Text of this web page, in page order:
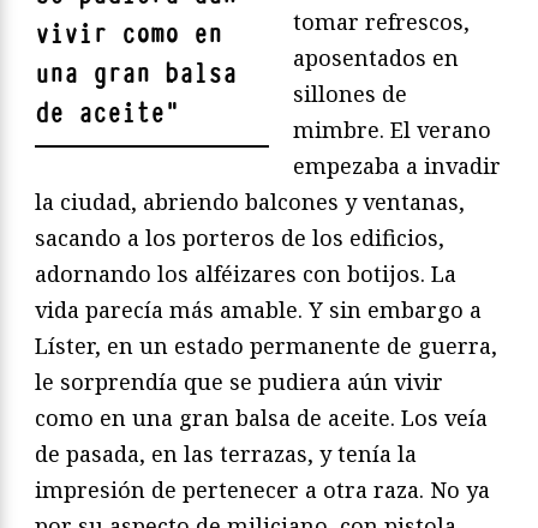
vivir como en
una gran balsa
de aceite"
tomar refrescos,
aposentados en
sillones de
mimbre. El verano
empezaba a invadir
la ciudad, abriendo balcones y ventanas,
sacando a los porteros de los edificios,
adornando los alféizares con botijos. La
vida parecía más amable. Y sin embargo a
Líster, en un estado permanente de guerra,
le sorprendía que se pudiera aún vivir
como en una gran balsa de aceite. Los veía
de pasada, en las terrazas, y tenía la
impresión de pertenecer a otra raza. No ya